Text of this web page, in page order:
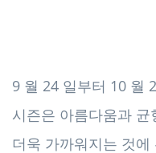
9 월 24 일부터 10 월
시즌은 아름다움과
더욱 가까워지는 것에